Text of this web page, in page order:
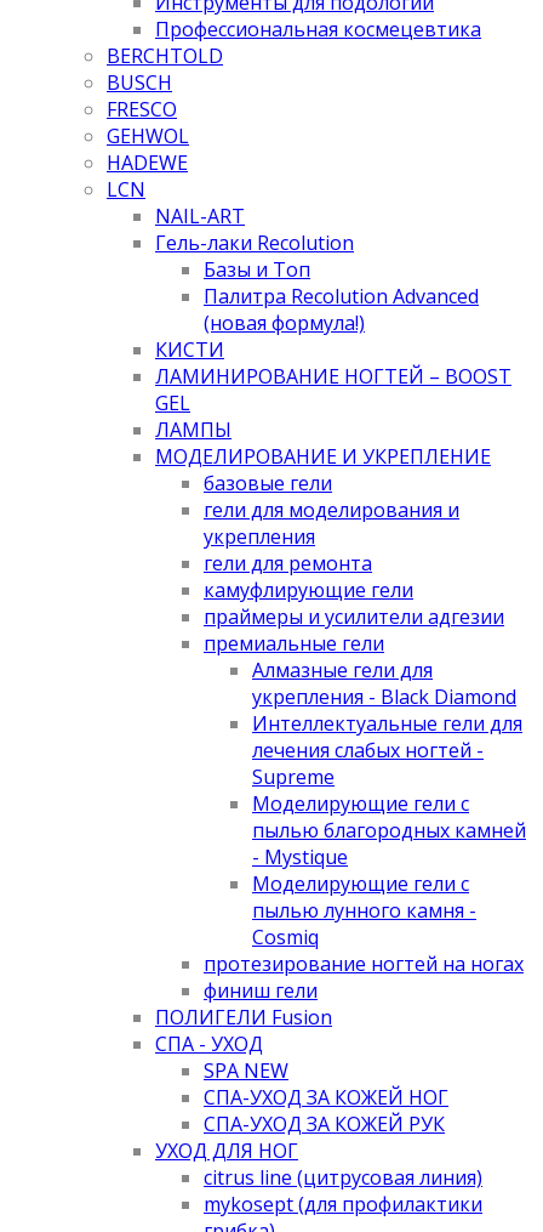
Профессиональная космецевтика
BERCHTOLD
BUSCH
FRESCO
GEHWOL
HADEWE
LCN
NAIL-ART
Гель-лаки Recolution
Базы и Топ
Палитра Recolution Advanced
(новая формула!)
КИСТИ
ЛАМИНИРОВАНИЕ НОГТЕЙ – BOOST
GEL
ЛАМПЫ
МОДЕЛИРОВАНИЕ И УКРЕПЛЕНИЕ
базовые гели
гели для моделирования и
укрепления
гели для ремонта
камуфлирующие гели
праймеры и усилители адгезии
премиальные гели
Алмазные гели для
укрепления - Black Diamond
Интеллектуальные гели для
лечения слабых ногтей -
Supreme
Моделирующие гели с
пылью благородных камней
- Mystique
Моделирующие гели с
пылью лунного камня -
Cosmiq
протезирование ногтей на ногах
финиш гели
ПОЛИГЕЛИ Fusion
СПА - УХОД
SPA NEW
СПА-УХОД ЗА КОЖЕЙ НОГ
СПА-УХОД ЗА КОЖЕЙ РУК
УХОД ДЛЯ НОГ
citrus line (цитрусовая линия)
mykosept (для профилактики